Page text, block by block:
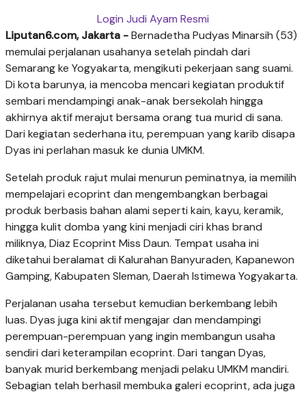
Login Judi Ayam Resmi
Liputan6.com, Jakarta -Bernadetha Pudyas Minarsih (53)
memulai perjalanan usahanya setelah pindah dari
Semarang ke Yogyakarta, mengikuti pekerjaan sang suami.
Di kota barunya, ia mencoba mencari kegiatan produktif
sembari mendampingi anak-anak bersekolah hingga
akhirnya aktif merajut bersama orang tua murid di sana.
Dari kegiatan sederhana itu, perempuan yang karib disapa
Dyas ini perlahan masuk ke dunia UMKM.
Setelah produk rajut mulai menurun peminatnya, ia memilih
mempelajari ecoprint dan mengembangkan berbagai
produk berbasis bahan alami seperti kain, kayu, keramik,
hingga kulit domba yang kini menjadi ciri khas brand
miliknya, Diaz Ecoprint Miss Daun. Tempat usaha ini
diketahui beralamat di Kalurahan Banyuraden, Kapanewon
Gamping, Kabupaten Sleman, Daerah Istimewa Yogyakarta.
Perjalanan usaha tersebut kemudian berkembang lebih
luas. Dyas juga kini aktif mengajar dan mendampingi
perempuan-perempuan yang ingin membangun usaha
sendiri dari keterampilan ecoprint. Dari tangan Dyas,
banyak murid berkembang menjadi pelaku UMKM mandiri.
Sebagian telah berhasil membuka galeri ecoprint, ada juga